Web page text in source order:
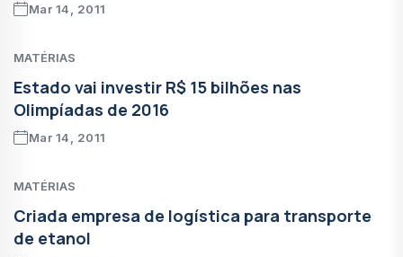
Mar 14, 2011
MATÉRIAS
Estado vai investir R$ 15 bilhões nas
Olimpíadas de 2016
Mar 14, 2011
MATÉRIAS
Criada empresa de logística para transporte
de etanol